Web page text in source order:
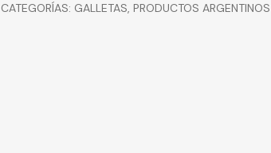
CATEGORÍAS: GALLETAS, PRODUCTOS ARGENTINOS